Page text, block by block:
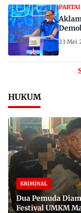
23 Mei
HUKUM
KRIMINAL
Dua Pemuda
Festival UMKM